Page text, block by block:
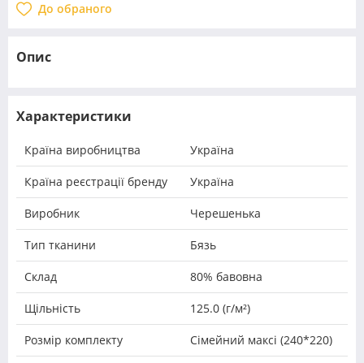
До обраного
Опис
Характеристики
Країна виробництва Україна
Країна реєстрації бренду Україна
Виробник Черешенька
Тип тканини Бязь
Склад 80% бавовна
Щільність 125.0 (г/м²)
Розмір комплекту Сімейний максі (240*220)